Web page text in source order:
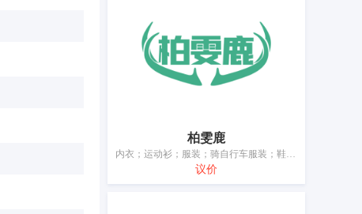
柏雯鹿
内衣；运动衫；服装；骑自行车服装；鞋；帽；袜；手套（服装）；围巾；腰带
议价